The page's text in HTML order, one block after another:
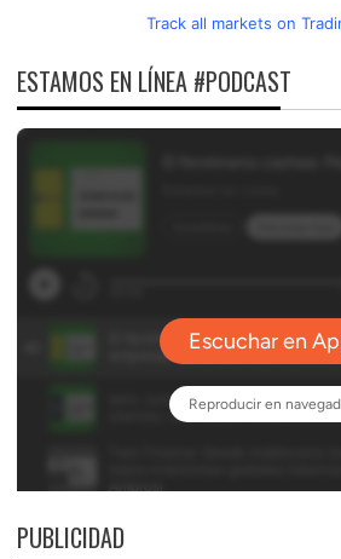
Track all markets on
ESTAMOS EN LÍNEA #PODCAST
PUBLICIDAD